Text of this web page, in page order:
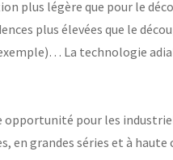
plus légère que pour le
plus élevées que le
La technologie
opportunité pour les
grandes séries et à haute